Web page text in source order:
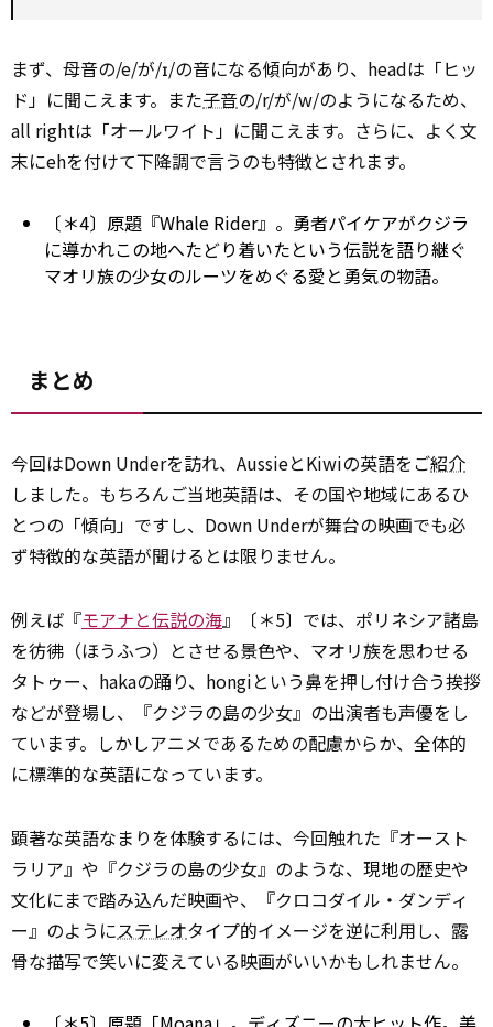
まず、母音の/e/が/ɪ/の音になる傾向があり、headは「ヒッ
ド」に聞こえます。また子音の/r/が/w/のようになるため、
all rightは「オールワイト」に聞こえます。さらに、よく文
末にehを付けて下降調で言うのも特徴とされます。
〔＊4〕原題『Whale Rider』。勇者パイケアがクジラ
に導かれこの地へたどり着いたという伝説を語り継ぐ
マオリ族の少女のルーツをめぐる愛と勇気の物語。
まとめ
今回はDown Underを訪れ、AussieとKiwiの英語をご紹介
しました。もちろんご当地英語は、その国や地域にあるひ
とつの「傾向」ですし、Down Underが舞台の映画でも必
ず特徴的な英語が聞けるとは限りません。
例えば『モアナと伝説の海』〔＊5〕では、ポリネシア諸島
を彷彿（ほうふつ）とさせる景色や、マオリ族を思わせる
タトゥー、hakaの踊り、hongiという鼻を押し付け合う挨拶
などが登場し、『クジラの島の少女』の出演者も声優をし
ています。しかしアニメであるための配慮からか、全体的
に標準的な英語になっています。
顕著な英語なまりを体験するには、今回触れた『オースト
ラリア』や『クジラの島の少女』のような、現地の歴史や
文化にまで踏み込んだ映画や、『クロコダイル・ダンディ
ー』のようにステレオタイプ的イメージを逆に利用し、露
骨な描写で笑いに変えている映画がいいかもしれません。